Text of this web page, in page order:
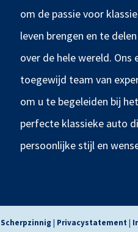
om de passie voor
leven brengen en te
over de hele wereld. Ons
toegewijd team van
om u te begeleiden bij
perfecte klassieke auto
persoonlijke stijl en
Scherpzinnig | Privacystatement |